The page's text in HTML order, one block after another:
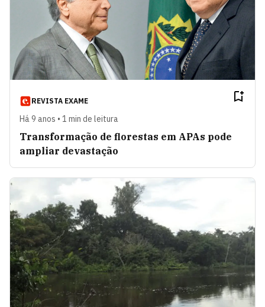
REVISTA EXAME
Há 9 anos • 1 min de leitura
Transformação de florestas em APAs pode
ampliar devastação